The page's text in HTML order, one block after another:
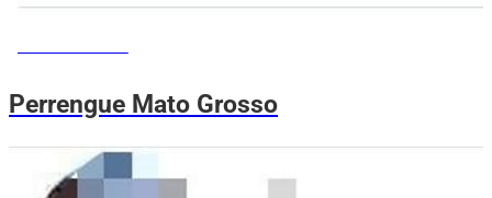
Perrengue Mato Grosso